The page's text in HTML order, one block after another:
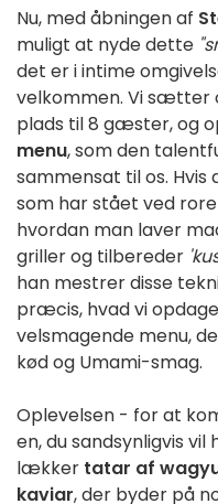
Nu, med åbningen af
muligt at nyde dette
det er i intime
velkommen. Vi sætter
plads til 8 gæster, og
menu, som den
sammensat til os. Hvis
som har stået ved
hvordan man laver
griller og tilbereder
han mestrer disse
præcis, hvad vi
velsmagende menu,
kød og Umami-smag.
Oplevelsen - for at
en, du sandsynligvis
lækker tatar af
kaviar, der byder på